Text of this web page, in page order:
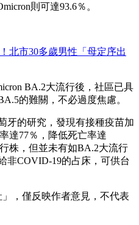
則可達93.6％。
北市30多歲男性「母定序出
BA.2大流行後，社區已具
的難關，不必過度焦慮。
牙的研究，發現有接種疫苗加
達77％，降低死亡率達
株，但並未有如BA.2大流行
非COVID-19的占床，可供台
，僅反映作者意見，不代表